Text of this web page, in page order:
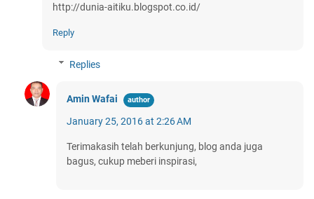
http://dunia-aitiku.blogspot.co.id/
Reply
Replies
Amin Wafai
January 25, 2016 at 2:26 AM
Terimakasih telah berkunjung, blog anda juga
bagus, cukup meberi inspirasi,